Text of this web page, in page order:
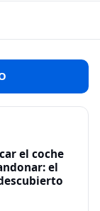
el coche
el